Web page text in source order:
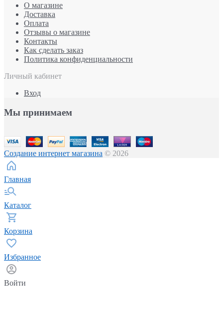
О магазине
Доставка
Оплата
Отзывы о магазине
Контакты
Как сделать заказ
Политика конфиденциальности
Личный кабинет
Вход
Мы принимаем
Создание интернет магазина © 2026
Главная
Каталог
Корзина
Избранное
Войти